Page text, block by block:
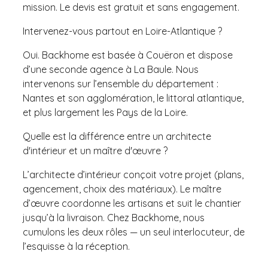
mission. Le devis est gratuit et sans engagement.
Intervenez-vous partout en Loire-Atlantique ?
Oui. Backhome est basée à Couëron et dispose
d’une seconde agence à La Baule. Nous
intervenons sur l’ensemble du département :
Nantes et son agglomération, le littoral atlantique,
et plus largement les Pays de la Loire.
Quelle est la différence entre un architecte
d'intérieur et un maître d'œuvre ?
L’architecte d’intérieur conçoit votre projet (plans,
agencement, choix des matériaux). Le maître
d’œuvre coordonne les artisans et suit le chantier
jusqu’à la livraison. Chez Backhome, nous
cumulons les deux rôles — un seul interlocuteur, de
l’esquisse à la réception.